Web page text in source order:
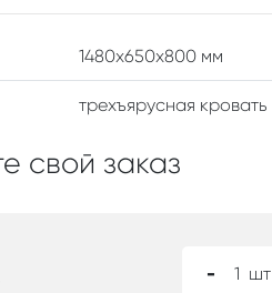
1480x650x800 мм
трехъярусная кровать
свой заказ
- 1 шт